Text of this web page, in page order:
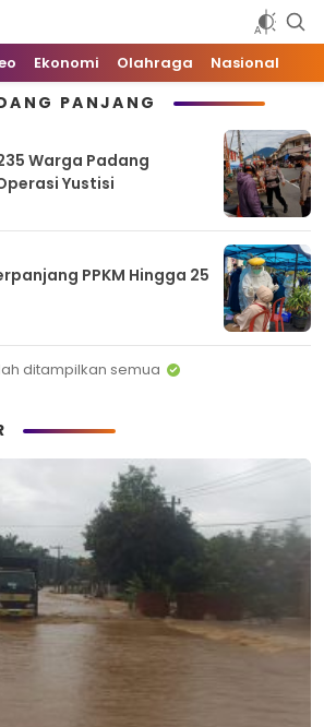
Ekonomi Olahraga Nasional
PANJANG
Warga Padang
Yustisi
PPKM Hingga 25
ditampilkan semua